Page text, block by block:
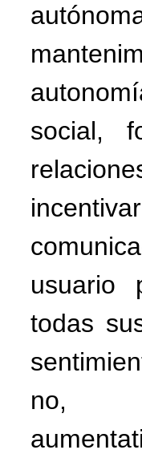
social,
usuario
todas
no,